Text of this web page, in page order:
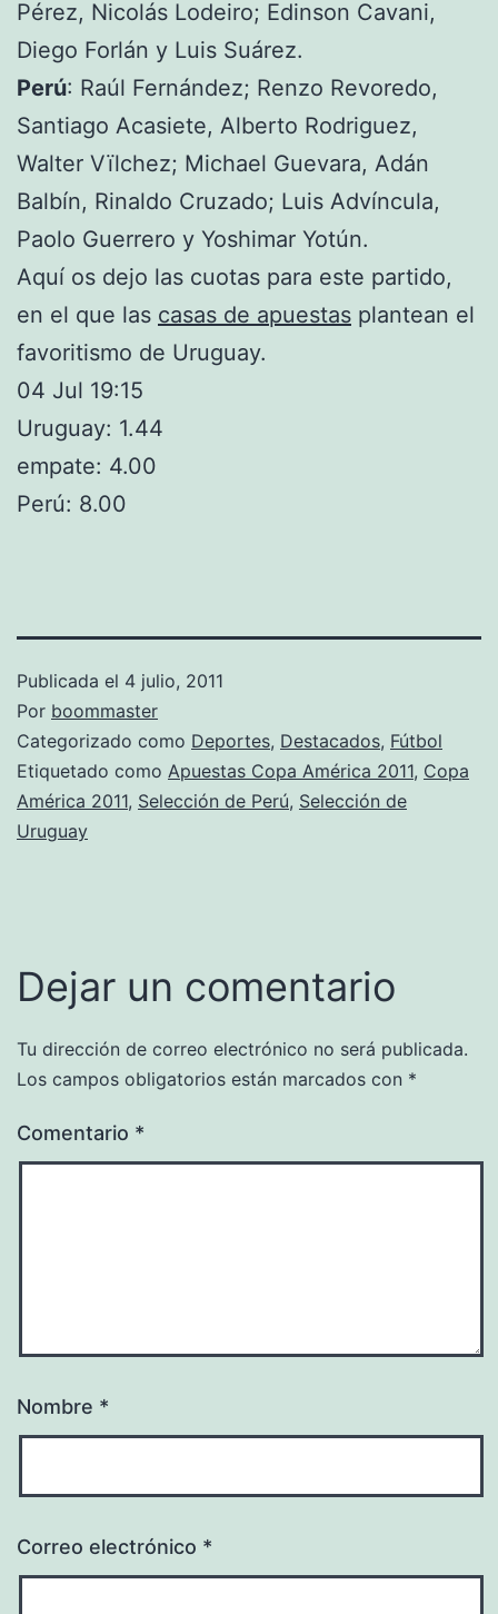
Pérez, Nicolás Lodeiro; Edinson Cavani,
Diego Forlán y Luis Suárez.
Perú: Raúl Fernández; Renzo Revoredo,
Santiago Acasiete, Alberto Rodriguez,
Walter Vïlchez; Michael Guevara, Adán
Balbín, Rinaldo Cruzado; Luis Advíncula,
Paolo Guerrero y Yoshimar Yotún.
Aquí os dejo las cuotas para este partido,
en el que las casas de apuestas plantean el
favoritismo de Uruguay.
04 Jul 19:15
Uruguay: 1.44
empate: 4.00
Perú: 8.00
Publicada el 4 julio, 2011
Por boommaster
Categorizado como Deportes, Destacados, Fútbol
Etiquetado como Apuestas Copa América 2011, Copa
América 2011, Selección de Perú, Selección de
Uruguay
Dejar un comentario
Tu dirección de correo electrónico no será publicada.
Los campos obligatorios están marcados con *
Comentario *
Nombre *
Correo electrónico *